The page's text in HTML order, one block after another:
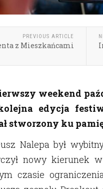
PREVIOUS ARTICLE
z Mieszkańcami
weekend
edycja
stworzony ku
Nalepa był
nowy kierunek
czasie